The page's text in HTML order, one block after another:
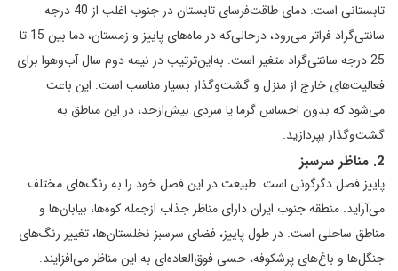
تابستانی است. دمای طاقت‌فرسای تابستان در جنوب اغلب از 40 درجه
سانتی‌گراد فراتر می‌رود، درحالی‌که در ماه‌های پاییز و زمستان، دما بین 15 تا
25 درجه سانتی‌گراد متغیر است. به‌این‌ترتیب در نیمه دوم سال آب‌وهوا برای
فعالیت‌های خارج از منزل و گشت‌و‌گذار بسیار مناسب است. این باعث
می‌شود که بدون احساس گرما یا سردی بیش‌ازحد، در این مناطق به
گشت‌وگذار بپردازید.
2. مناظر سرسبز
پاییز فصل دگرگونی است. طبیعت در این فصل خود را به رنگ‌های مختلف
می‌آراید. منطقه جنوب ایران دارای مناظر جذاب ازجمله کوه‌ها، بیابان‌ها و
مناطق ساحلی است. در طول پاییز، فضای سرسبز نخلستان‌ها، تغییر رنگ‌های
جنگل‌ها و باغ‌های پرشکوفه، حسی فوق‌العاده‌ای به این مناظر می‌افزایند.